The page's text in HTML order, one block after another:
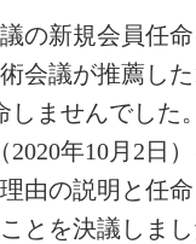
の新規会員任
会議が推薦し
しませんでした
2020年10月2日
由の説明と任
とを決議しま